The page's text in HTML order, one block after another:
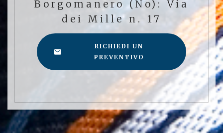
Borgomanero (No): Via
dei Mille n. 17
RICHIEDI UN
PREVENTIVO